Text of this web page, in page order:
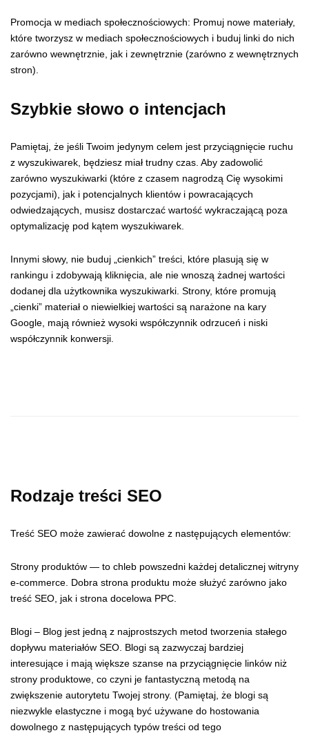
Promocja w mediach społecznościowych: Promuj nowe materiały,
które tworzysz w mediach społecznościowych i buduj linki do nich
zarówno wewnętrznie, jak i zewnętrznie (zarówno z wewnętrznych
stron).
Szybkie słowo o intencjach
Pamiętaj, że jeśli Twoim jedynym celem jest przyciągnięcie ruchu
z wyszukiwarek, będziesz miał trudny czas. Aby zadowolić
zarówno wyszukiwarki (które z czasem nagrodzą Cię wysokimi
pozycjami), jak i potencjalnych klientów i powracających
odwiedzających, musisz dostarczać wartość wykraczającą poza
optymalizację pod kątem wyszukiwarek.
Innymi słowy, nie buduj „cienkich” treści, które plasują się w
rankingu i zdobywają kliknięcia, ale nie wnoszą żadnej wartości
dodanej dla użytkownika wyszukiwarki. Strony, które promują
„cienki” materiał o niewielkiej wartości są narażone na kary
Google, mają również wysoki współczynnik odrzuceń i niski
współczynnik konwersji.
Rodzaje treści SEO
Treść SEO może zawierać dowolne z następujących elementów:
Strony produktów — to chleb powszedni każdej detalicznej witryny
e-commerce. Dobra strona produktu może służyć zarówno jako
treść SEO, jak i strona docelowa PPC.
Blogi – Blog jest jedną z najprostszych metod tworzenia stałego
dopływu materiałów SEO. Blogi są zazwyczaj bardziej
interesujące i mają większe szanse na przyciągnięcie linków niż
strony produktowe, co czyni je fantastyczną metodą na
zwiększenie autorytetu Twojej strony. (Pamiętaj, że blogi są
niezwykle elastyczne i mogą być używane do hostowania
dowolnego z następujących typów treści od tego